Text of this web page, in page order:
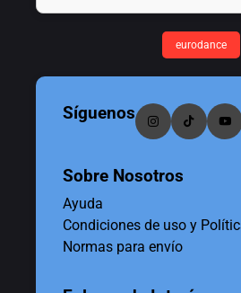
eurodance
Síguenos
Sobre Nosotros
Ayuda
Condiciones de uso y
Normas para envío